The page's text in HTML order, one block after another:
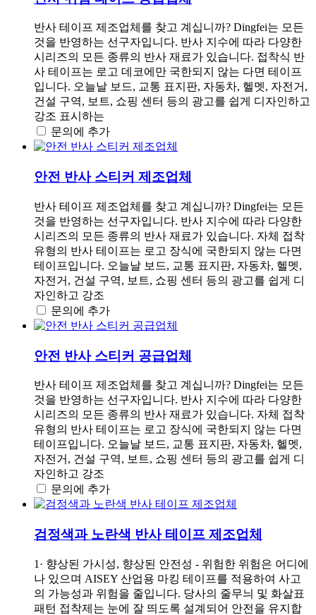
반사 테이프 제조업체를 찾고 계십니까? Dingfei는 모든
것을 반영하는 선구자입니다. 반사 지수에 따라 다양한
시리즈의 모든 종류의 반사 재료가 있습니다. 접착식 반
사 테이프는 로고 데코에만 국한되지 않는 다면 테이프
입니다. 오늘날 보드, 교통 표지판, 자동차, 헬멧, 자전거,
건설 구역, 보트, 쇼핑 센터 등의 광고를 쉽게 디자인하고
강조 표시하는
문의에 추가
안전 반사 스티커 제조업체
반사 테이프 제조업체를 찾고 계십니까? Dingfei는 모든
것을 반영하는 선구자입니다. 반사 지수에 따라 다양한
시리즈의 모든 종류의 반사 재료가 있습니다. 자체 접착
유형의 반사 테이프는 로고 장식에 국한되지 않는 다면
테이프입니다. 오늘날 보드, 교통 표지판, 자동차, 헬멧,
자전거, 건설 구역, 보트, 쇼핑 센터 등의 광고를 쉽게 디
자인하고 강조
문의에 추가
안전 반사 스티커 공급업체
반사 테이프 제조업체를 찾고 계십니까? Dingfei는 모든
것을 반영하는 선구자입니다. 반사 지수에 따라 다양한
시리즈의 모든 종류의 반사 재료가 있습니다. 자체 접착
유형의 반사 테이프는 로고 장식에 국한되지 않는 다면
테이프입니다. 오늘날 보드, 교통 표지판, 자동차, 헬멧,
자전거, 건설 구역, 보트, 쇼핑 센터 등의 광고를 쉽게 디
자인하고 강조
문의에 추가
검정색과 노란색 반사 테이프 제조업체
1· 향상된 가시성, 향상된 안전성 - 위험한 위험은 어디에
나 있으며 AISEY 산업용 마킹 테이프를 적용하여 사고
의 가능성과 위험을 줄입니다. 당사의 줄무늬 및 화살표
패턴 접착제는 눈에 잘 띄도록 설계되어 안전을 유지합